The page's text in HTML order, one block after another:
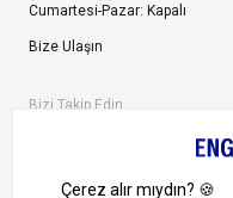
Cumartesi-Pazar: Kapalı
Bize Ulaşın
Bizi Takip Edin